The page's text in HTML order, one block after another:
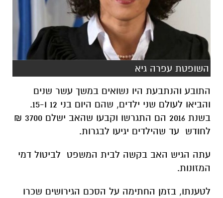
השופטת עפרה גיא
התובע והנתבעת היו נשואים במשך עשר שנים
והביאו לעולם שני ילדים, שהם היום בני 12 ו-15.
בשנת 2016 הם התגרשו וקבעו שהאב ישלם 3700 ₪
לחודש עד שהילדים יגיעו לבגרות.
עתה הגיש האב בקשה לבית המשפט לביטול דמי
המזונות.
לטענתו, בזמן החתימה על הסכם הגירושים שכרו